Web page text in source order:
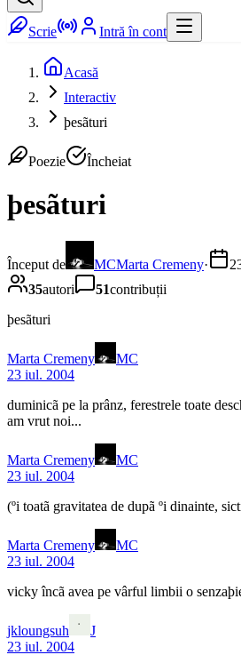
Scrie Intră în cont
Acasă
Interactiv
þesãturi
Poezie Încheiat
þesãturi
Început de MCMarta Cremeny·
35autori 51contribuții
þesãturi
Marta Cremeny
MC
23 iul. 2004
duminicã pe la prânz, ferestrele toate
am vrut noi...
Marta Cremeny
MC
23 iul. 2004
(ºi toatã gravitatea de dupã ºi dinainte,
Marta Cremeny
MC
23 iul. 2004
vicky încã avea pe vârful limbii o
jkloungsuh
J
23 iul. 2004